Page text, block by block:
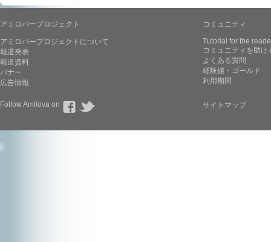
アミロバープロジェクト
アミロバープロジェクトについて
報道発表
報道資料
バナー
広告情報
コミュニティ
Tutorial for the
コミュニティを助け
よくある質問
経験値・ゴールド
利用期間
Follow Amilova on サイトマップ